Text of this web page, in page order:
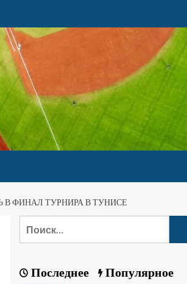
ФИНАЛ ТУРНИРА В ТУНИСЕ
Последнее Популярное